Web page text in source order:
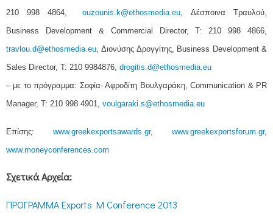
210 998 4864,ouzounis.k@ethosmedia.eu , Δέσποινα Τραυλού,
Business Development & Commercial Director, Τ: 210 998 4866,
travlou.d@ethosmedia.eu , Διονύσης Δρογγίτης, Business Development &
Sales Director, T: 210 9984876, drogitis.d@ethosmedia.eu
– με το πρόγραμμα: Σοφία- Αφροδίτη Βουλγαράκη, Communication & PR
Manager, T: 210 998 4901, voulgaraki.s@ethosmedia.eu
Επίσης: www.greekexportsawards.gr, www.greekexportsforum.gr,
www.moneyconferences.com
Σχετικά Αρχεία:
ΠΡΟΓΡΑΜΜΑ Exports M Conference 2013